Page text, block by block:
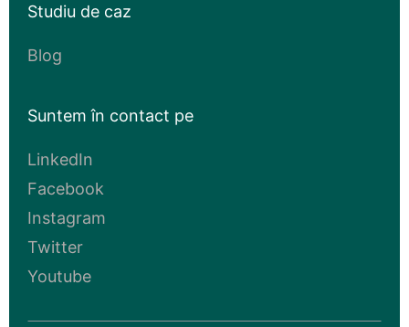
Studiu de caz
Blog
Suntem în contact pe
LinkedIn
Facebook
Instagram
Twitter
Youtube